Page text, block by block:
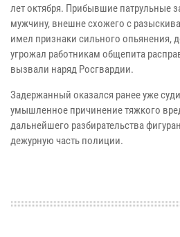
лет октября. Прибывшие патрульные
мужчину, внешне схожего с
имел признаки сильного опьянения,
угрожал работникам общепита
вызвали наряд Росгвардии.
Задержанный оказался ранее уже
умышленное причинение тяжкого
дальнейшего разбирательства
дежурную часть полиции.